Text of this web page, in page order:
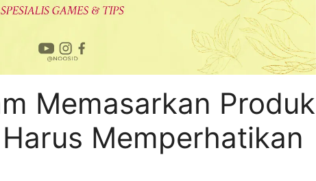
Memasarkan Produk
Memperhatikan